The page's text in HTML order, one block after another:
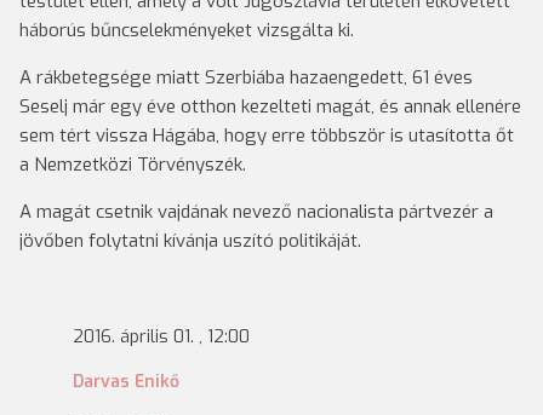
háborús bűncselekményeket vizsgálta ki.
A rákbetegsége miatt Szerbiába hazaengedett, 61 éves
Seselj már egy éve otthon kezelteti magát, és annak ellenére
sem tért vissza Hágába, hogy erre többször is utasította őt
a Nemzetközi Törvényszék.
A magát csetnik vajdának nevező nacionalista pártvezér a
jövőben folytatni kívánja uszító politikáját.
2016. április 01. , 12:00
Darvas Enikő